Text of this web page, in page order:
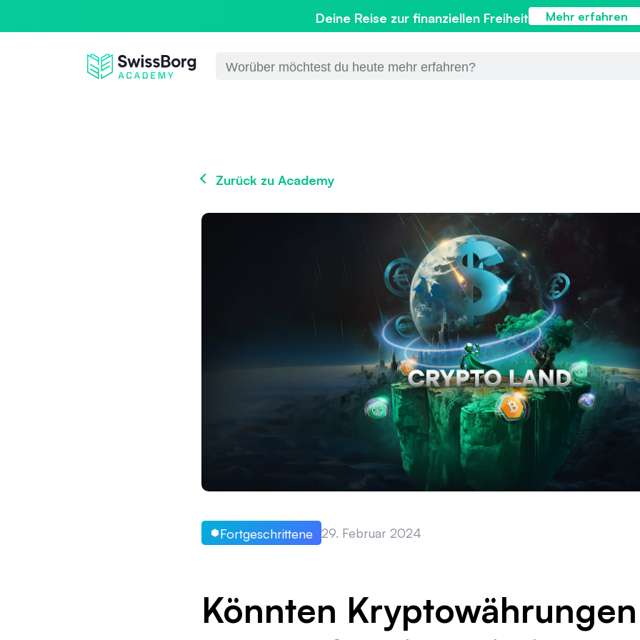
Deine Reise zur finanziellen Freiheit Mehr erfahren
Zurück zu Academy
Fortgeschrittene 29. Februar 2024
Könnten